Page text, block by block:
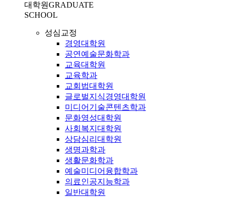
대학원GRADUATE
SCHOOL
성심교정
경영대학원
공연예술문화학과
교육대학원
교육학과
교회법대학원
글로벌지식경영대학원
미디어기술콘텐츠학과
문화영성대학원
사회복지대학원
상담심리대학원
생명과학과
생활문화학과
예술미디어융합학과
의료인공지능학과
일반대학원